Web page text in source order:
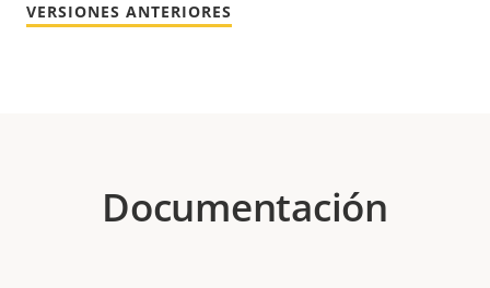
VERSIONES ANTERIORES
Documentación